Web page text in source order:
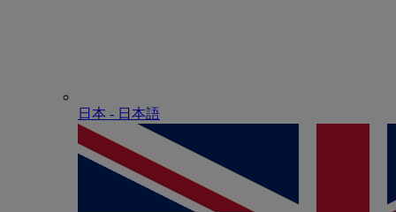
日本 - ⽇本語